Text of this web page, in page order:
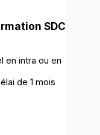
SDC
en intra ou en
de 1 mois